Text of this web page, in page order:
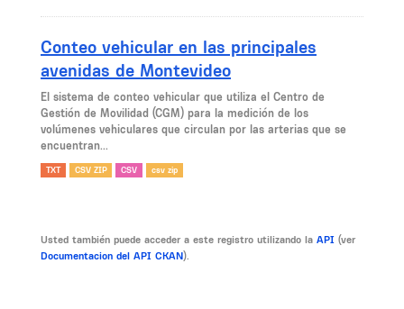
Conteo vehicular en las principales
avenidas de Montevideo
El sistema de conteo vehicular que utiliza el Centro de
Gestión de Movilidad (CGM) para la medición de los
volúmenes vehiculares que circulan por las arterias que se
encuentran...
TXT CSV ZIP CSV csv zip
Usted también puede acceder a este registro utilizando la API (ver
Documentacion del API CKAN).